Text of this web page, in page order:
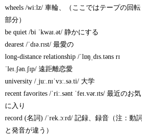
wheels /wiːlz/ 車輪、（ここではテープの回転
部分）
be quiet /bi ˈkwaɪ.ət/ 静かにする
dearest /ˈdɪə.rɪst/ 最愛の
long-distance relationship /ˈlɒŋˌdɪs.təns rɪ
ˈleɪ.ʃən.ʃɪp/ 遠距離恋愛
university /ˌjuː.nɪˈvɜː.sə.ti/ 大学
recent favorites /ˈriː.sənt ˈfeɪ.vər.ɪts/ 最近のお気
に入り
record (名詞) /ˈrek.ɔːrd/ 記録、録音（注：動詞
と発音が違う）